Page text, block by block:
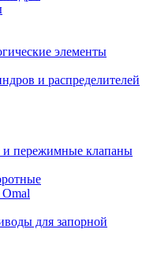
элементы
и распределителей
и пережимные клапаны
для запорной